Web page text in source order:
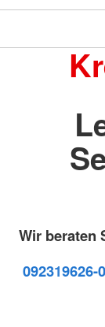
Wir beraten
092319626-0